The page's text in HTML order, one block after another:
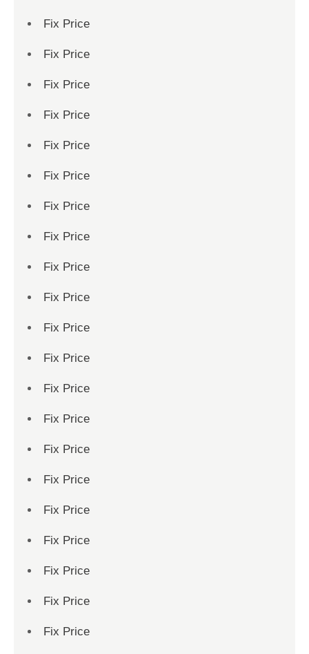
Fix Price
Fix Price
Fix Price
Fix Price
Fix Price
Fix Price
Fix Price
Fix Price
Fix Price
Fix Price
Fix Price
Fix Price
Fix Price
Fix Price
Fix Price
Fix Price
Fix Price
Fix Price
Fix Price
Fix Price
Fix Price